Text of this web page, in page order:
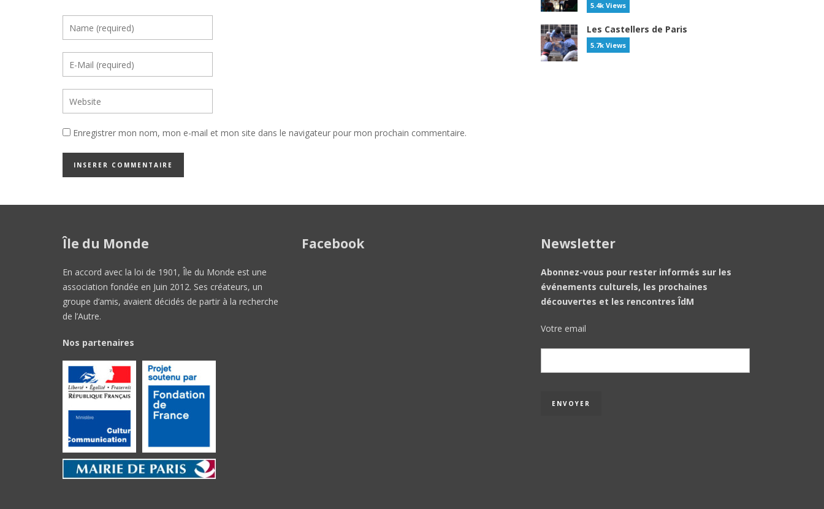
Enregistrer mon nom, mon e-mail et mon site dans le navigateur pour mon prochain commentaire.
5.4k Views
Les Castellers de Paris
5.7k Views
Île du Monde
En accord avec la loi de 1901, Île du Monde est une
association fondée en Juin 2012. Ses créateurs, un
groupe d’amis, avaient décidés de partir à la recherche
de l’Autre.
Nos partenaires
Facebook Newsletter
Abonnez-vous pour rester informés sur les
événements culturels, les prochaines
découvertes et les rencontres ÎdM
Votre email